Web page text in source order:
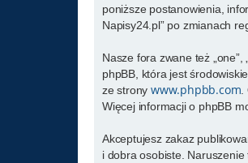
poniższe postanowienia,
Napisy24.pl” po zmianach
Nasze fora zwane też „one”,
phpBB, która jest
ze strony www.phpbb.com
Więcej informacji o phpBB
Akceptujesz zakaz
i dobra osobiste.